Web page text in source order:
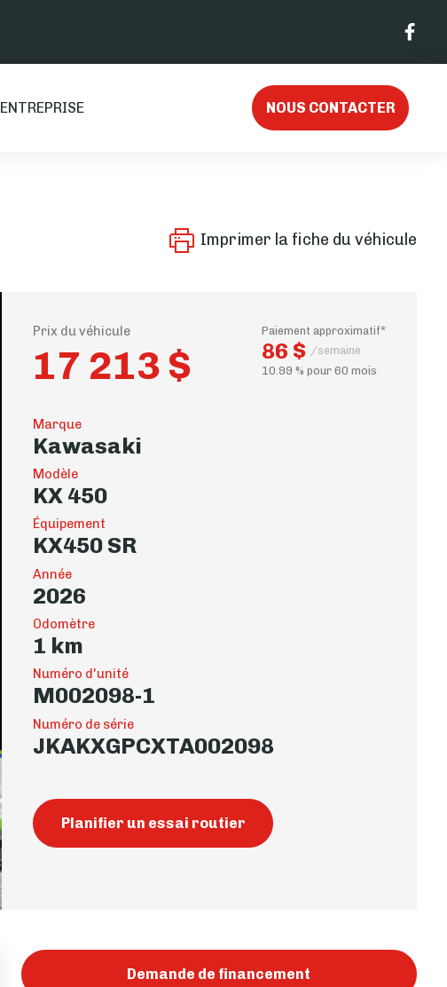
ENTREPRISE NOUS CONTACTER
Imprimer la fiche du véhicule
Prix du véhicule
17 213 $
Paiement approximatif*
86 $ /semaine
10.99 % pour 60 mois
Marque
Kawasaki
Modèle
KX 450
Équipement
KX450 SR
Année
2026
Odomètre
1 km
Numéro d'unité
M002098-1
Numéro de série
JKAKXGPCXTA002098
Planifier un essai routier
Demande de financement